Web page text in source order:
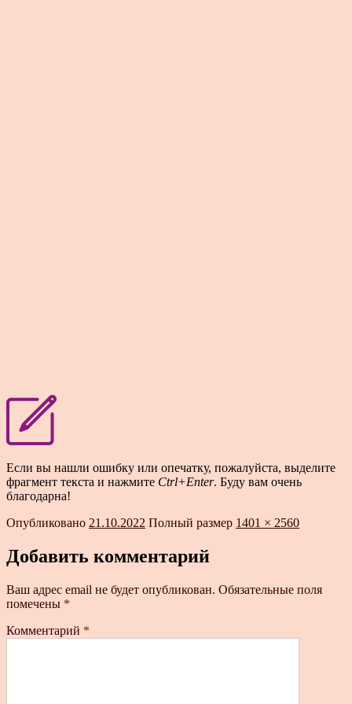
Если вы нашли ошибку или опечатку, пожалуйста, выделите
фрагмент текста и нажмите Ctrl+Enter. Буду вам очень
благодарна!
Опубликовано 21.10.2022 Полный размер 1401 × 2560
Добавить комментарий
Ваш адрес email не будет опубликован. Обязательные поля
помечены *
Комментарий *